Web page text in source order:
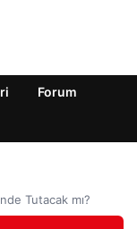
Forum
Tutacak mı?